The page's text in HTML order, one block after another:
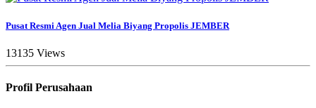
Pusat Resmi Agen Jual Melia Biyang Propolis JEMBER
13135 Views
Profil Perusahaan